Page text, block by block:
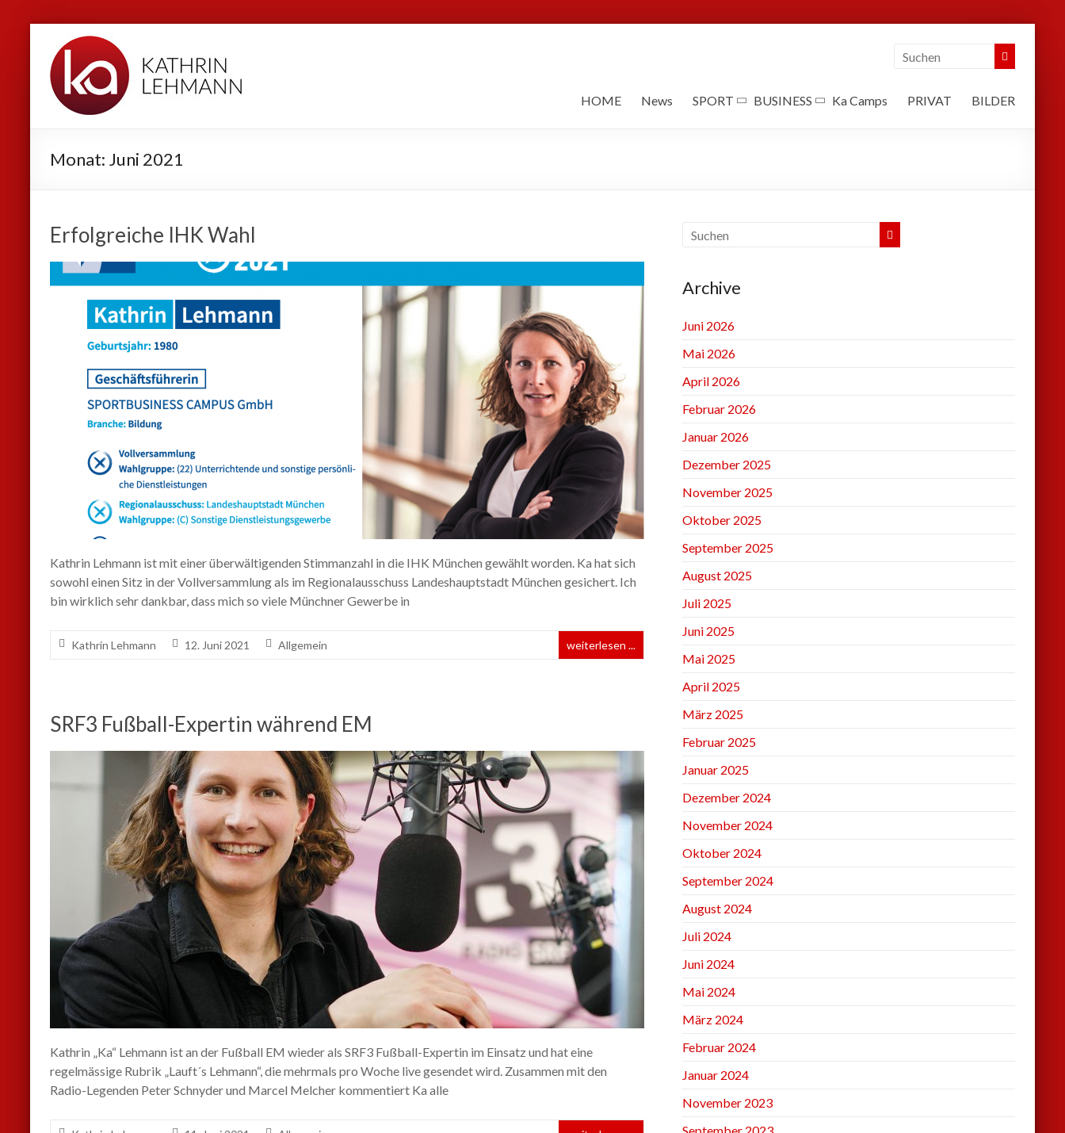
Inhalt
springen
Kathrin
Lehmann
Sport
Business
HOME News SPORT BUSINESS Ka Camps PRIVAT BILDER
Monat: Juni 2021
Erfolgreiche IHK Wahl
Kathrin Lehmann ist mit einer überwältigenden Stimmanzahl in die IHK München gewählt worden. Ka hat sich
sowohl einen Sitz in der Vollversammlung als im Regionalausschuss Landeshauptstadt München gesichert. Ich
bin wirklich sehr dankbar, dass mich so viele Münchner Gewerbe in
Kathrin Lehmann 12. Juni 2021 Allgemein weiterlesen ...
SRF3 Fußball-Expertin während EM
Kathrin „Ka“ Lehmann ist an der Fußball EM wieder als SRF3 Fußball-Expertin im Einsatz und hat eine
regelmässige Rubrik „Lauft´s Lehmann“, die mehrmals pro Woche live gesendet wird. Zusammen mit den
Radio-Legenden Peter Schnyder und Marcel Melcher kommentiert Ka alle
Archive
Juni 2026
Mai 2026
April 2026
Februar 2026
Januar 2026
Dezember 2025
November 2025
Oktober 2025
September 2025
August 2025
Juli 2025
Juni 2025
Mai 2025
April 2025
März 2025
Februar 2025
Januar 2025
Dezember 2024
November 2024
Oktober 2024
September 2024
August 2024
Juli 2024
Juni 2024
Mai 2024
März 2024
Februar 2024
Januar 2024
November 2023